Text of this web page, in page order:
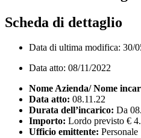
Scheda di dettaglio
Data di ultima modifica: 30/
Data atto: 08/11/2022
Nome Azienda/ Nome
Data atto: 08.11.22
Durata dell’incarico: Da
Importo: Lordo previsto €
Ufficio emittente: Personale